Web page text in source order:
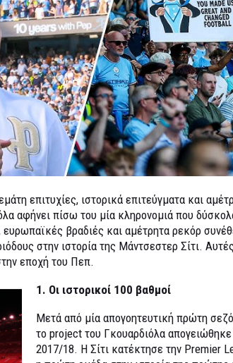
επιτυχίες, ιστορικά επιτεύγματα και
αφήνει πίσω του μία κληρονομιά που
βραδιές και αμέτρητα ρεκόρ
στην ιστορία της Μάντσεστερ Σίτι.
εποχή του Πεπ.
1. Οι ιστορικοί 100 βαθμοί
Μετά από μία απογοητευτική πρώτη
το project του Γκουαρδιόλα
2017/18. Η Σίτι κατέκτησε την Premier